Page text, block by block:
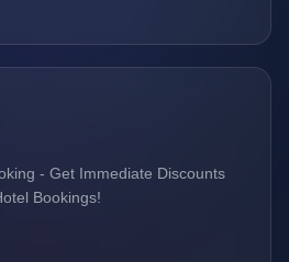
- Get Immediate Discounts
Bookings!